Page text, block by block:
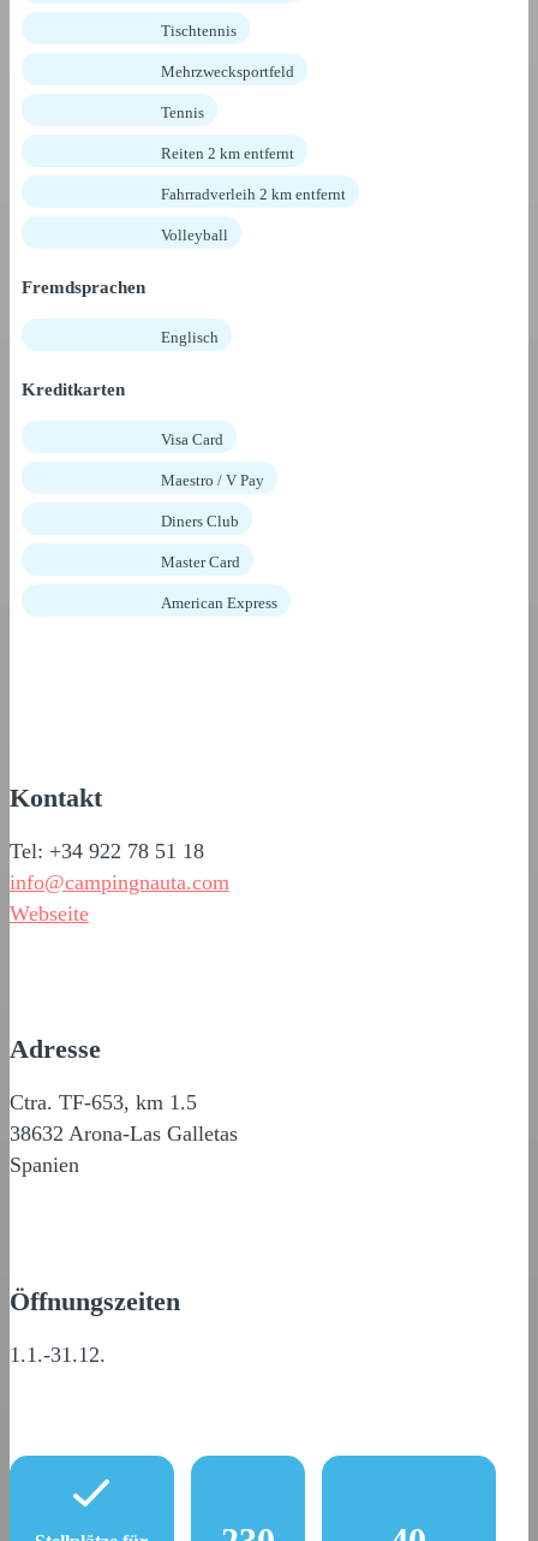
Tischtennis
Mehrzwecksportfeld
Tennis
Reiten 2 km entfernt
Fahrradverleih 2 km entfernt
Volleyball
Fremdsprachen
Englisch
Kreditkarten
Visa Card
Maestro / V Pay
Diners Club
Master Card
American Express
Kontakt
Tel: +34 922 78 51 18
info@campingnauta.com
Webseite
Adresse
Ctra. TF-653, km 1.5
38632 Arona-Las Galletas
Spanien
Öffnungszeiten
1.1.-31.12.